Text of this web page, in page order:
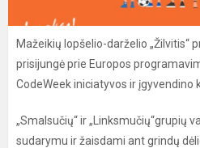
Mažeikių lopšelio-darželio „Žilvitis“
prisijungė prie Europos
CodeWeek iniciatyvos ir įgyvendino
„Smalsučių“ ir „Linksmučių“grupių
sudarymu ir žaisdami ant grindų